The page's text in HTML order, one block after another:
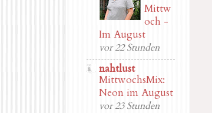
Mittw
och -
Im August
vor 22 Stunden
nahtlust
MittwochsMix:
Neon im August
vor 23 Stunden